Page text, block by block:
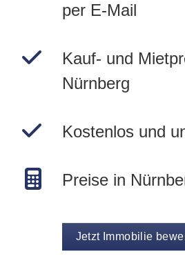
per E-Mail
Kauf- und
Nürnberg
Kostenlos und
Preise in
Jetzt Immobilie